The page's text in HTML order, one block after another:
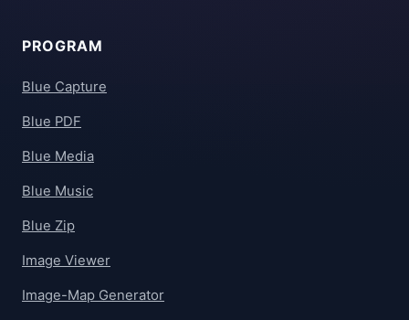
PROGRAM
Blue Capture
Blue PDF
Blue Media
Blue Music
Blue Zip
Image Viewer
Image-Map Generator